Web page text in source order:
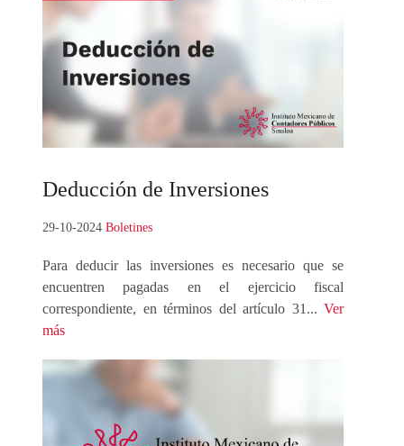
Deducción de Inversiones
29-10-2024 Boletines
Para deducir las inversiones es necesario que se
encuentren pagadas en el ejercicio fiscal
correspondiente, en términos del artículo 31... Ver
más